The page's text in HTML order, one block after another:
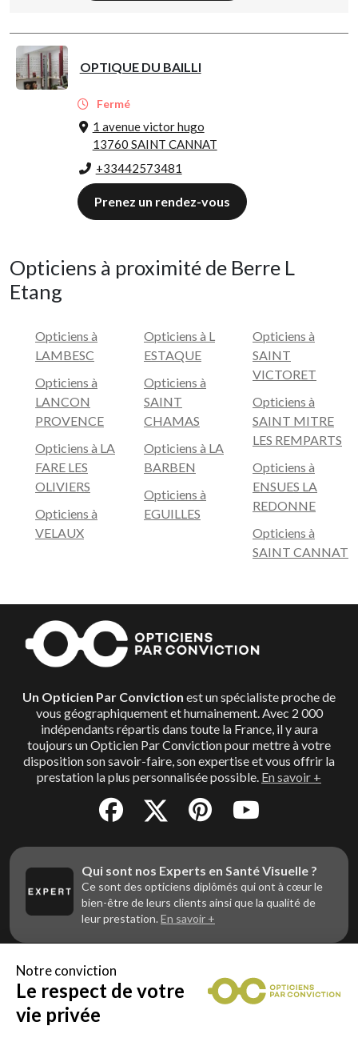
OPTIQUE DU BAILLI
Fermé
1 avenue victor hugo
13760 SAINT CANNAT
+33442573481
Prenez un rendez-vous
Opticiens à proximité de Berre L
Etang
Opticiens à
LAMBESC
Opticiens à
LANCON
PROVENCE
Opticiens à LA
FARE LES
OLIVIERS
Opticiens à
VELAUX
Opticiens à L
ESTAQUE
Opticiens à
SAINT
CHAMAS
Opticiens à LA
BARBEN
Opticiens à
EGUILLES
Opticiens à
SAINT
VICTORET
Opticiens à
SAINT MITRE
LES REMPARTS
Opticiens à
ENSUES LA
REDONNE
Opticiens à
SAINT CANNAT
Un Opticien Par Conviction est un spécialiste proche de
vous géographiquement et humainement. Avec 2 000
indépendants répartis dans toute la France, il y aura
toujours un Opticien Par Conviction pour mettre à votre
disposition son savoir-faire, son expertise et vous offrir la
prestation la plus personnalisée possible. En savoir +
Qui sont nos Experts en Santé Visuelle ?
Ce sont des opticiens diplômés qui ont à cœur le
bien-être de leurs clients ainsi que la qualité de
leur prestation. En savoir +
Vous êtes un professionnel de la vue et
vous souhaitez nous rejoindre ?
Contactez Alliance Optic, la centrale d’achats et
Notre conviction
Le respect de votre
vie privée